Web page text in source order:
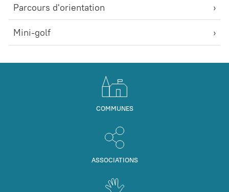
Parcours d'orientation
Mini-golf
COMMUNES
ASSOCIATIONS